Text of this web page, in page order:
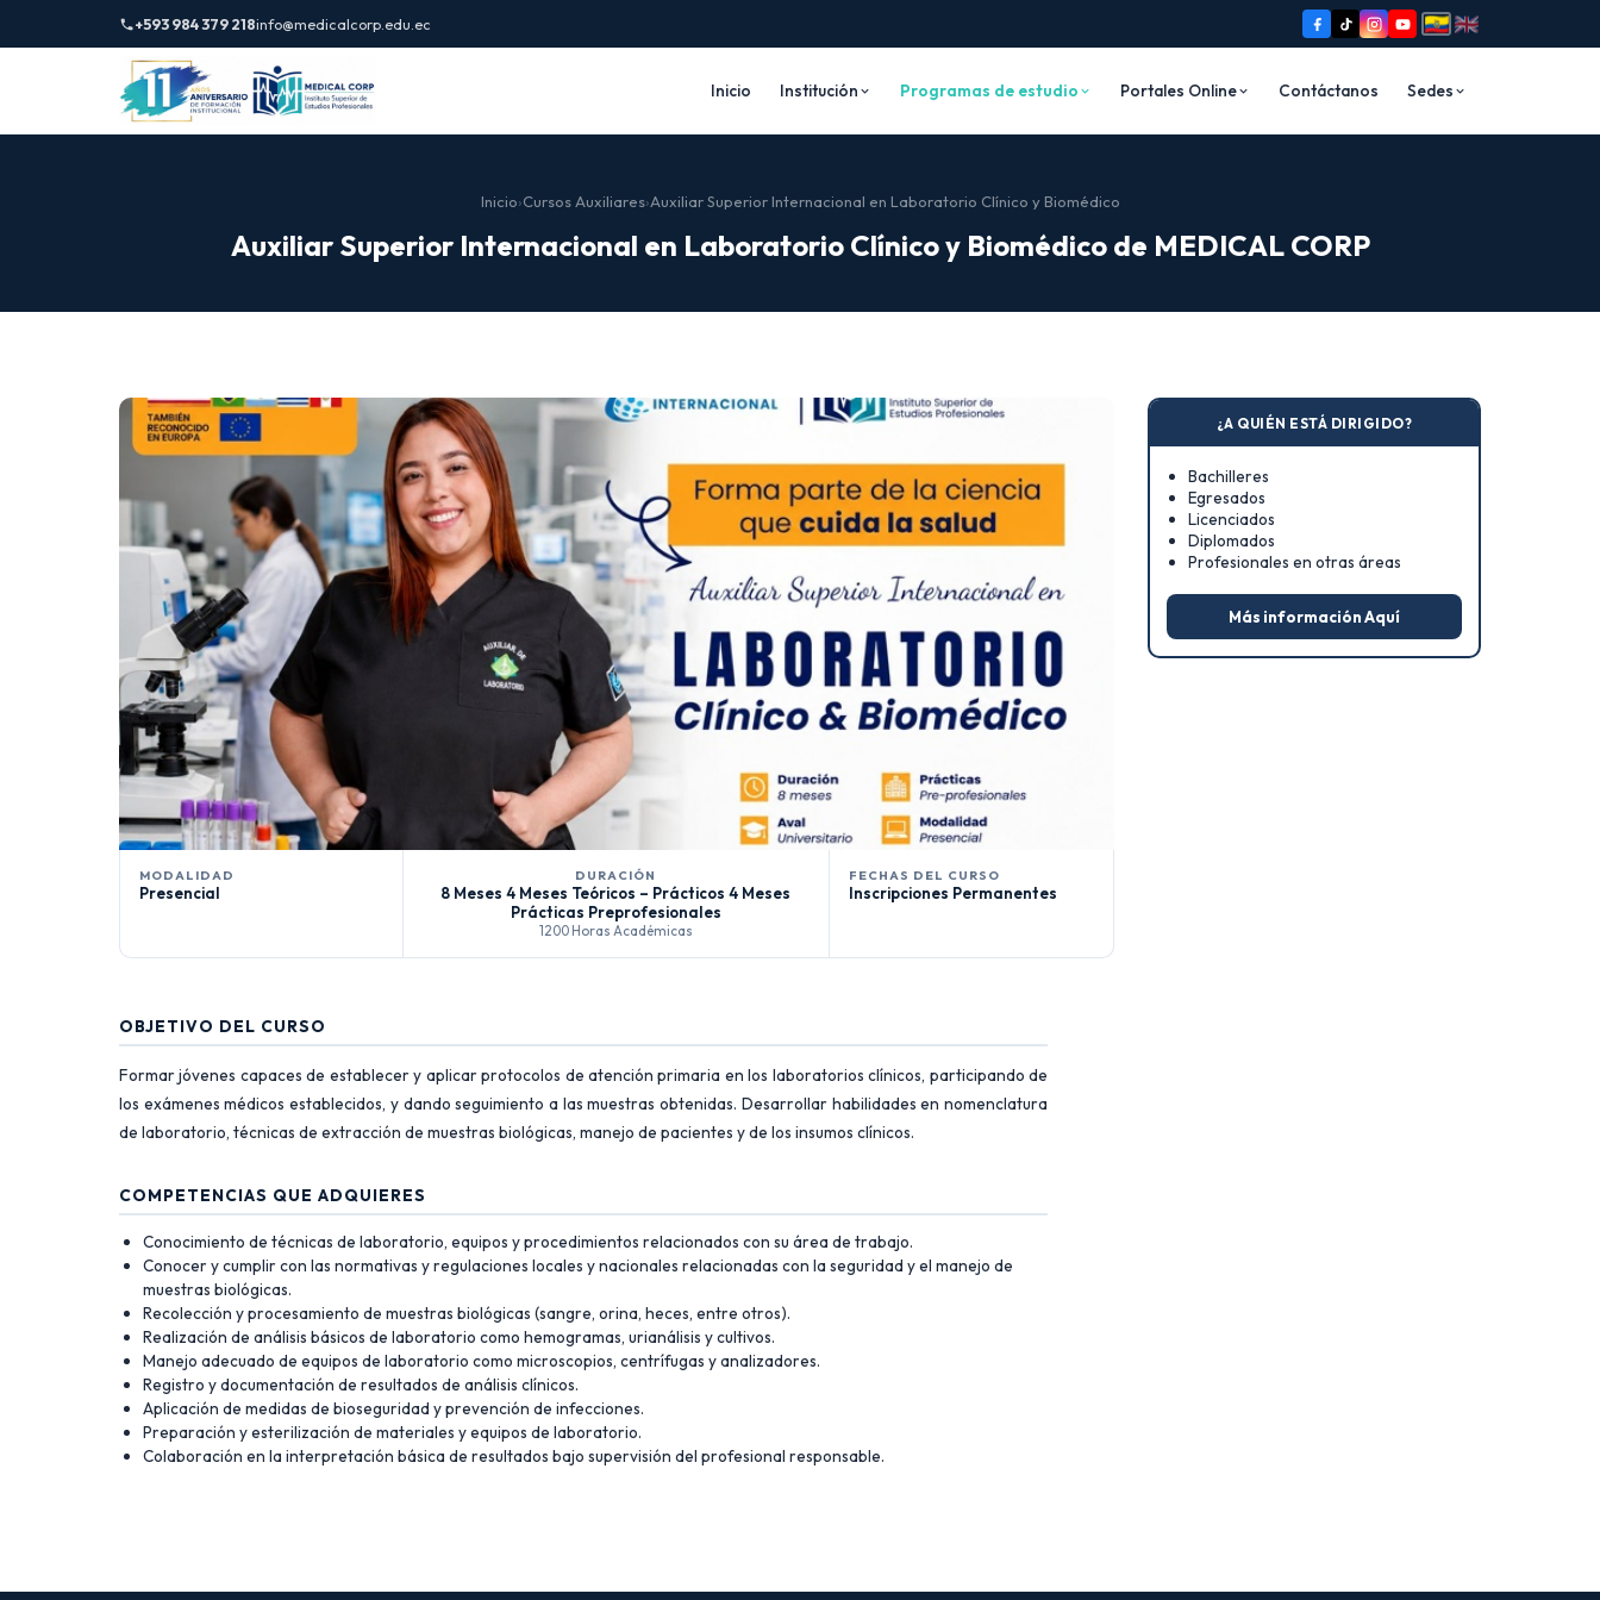
+593 984 379 218info@medicalcorp.edu.ec
Inicio Institución Programas de estudio Portales Online Contáctanos Sedes
Inicio›Cursos Auxiliares›Auxiliar Superior Internacional en Laboratorio Clínico y Biomédico
Auxiliar Superior Internacional en Laboratorio Clínico y Biomédico de MEDICAL CORP
MODALIDAD
Presencial
DURACIÓN
8 Meses 4 Meses Teóricos – Prácticos 4 Meses
Prácticas Preprofesionales
1200 Horas Académicas
FECHAS DEL CURSO
Inscripciones Permanentes
¿A QUIÉN ESTÁ DIRIGIDO?
Bachilleres
Egresados
Licenciados
Diplomados
Profesionales en otras áreas
Más información Aquí
OBJETIVO DEL CURSO
Formar jóvenes capaces de establecer y aplicar protocolos de atención primaria en los laboratorios clínicos, participando de
los exámenes médicos establecidos, y dando seguimiento a las muestras obtenidas. Desarrollar habilidades en nomenclatura
de laboratorio, técnicas de extracción de muestras biológicas, manejo de pacientes y de los insumos clínicos.
COMPETENCIAS QUE ADQUIERES
Conocimiento de técnicas de laboratorio, equipos y procedimientos relacionados con su área de trabajo.
Conocer y cumplir con las normativas y regulaciones locales y nacionales relacionadas con la seguridad y el manejo de
muestras biológicas.
Recolección y procesamiento de muestras biológicas (sangre, orina, heces, entre otros).
Realización de análisis básicos de laboratorio como hemogramas, urianálisis y cultivos.
Manejo adecuado de equipos de laboratorio como microscopios, centrífugas y analizadores.
Registro y documentación de resultados de análisis clínicos.
Aplicación de medidas de bioseguridad y prevención de infecciones.
Preparación y esterilización de materiales y equipos de laboratorio.
Colaboración en la interpretación básica de resultados bajo supervisión del profesional responsable.